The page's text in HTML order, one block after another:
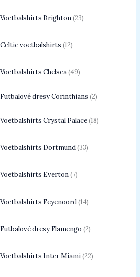
Voetbalshirts Brighton 23
Celtic voetbalshirts 12
Voetbalshirts Chelsea 49
Futbalové dresy Corinthians 2
Voetbalshirts Crystal Palace 18
Voetbalshirts Dortmund 33
Voetbalshirts Everton 7
Voetbalshirts Feyenoord 14
Futbalové dresy Flamengo 2
Voetbalshirts Inter Miami 22